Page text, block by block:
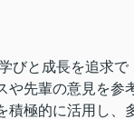
びと成長を追求で
や先輩の意見を参
積極的に活用し、